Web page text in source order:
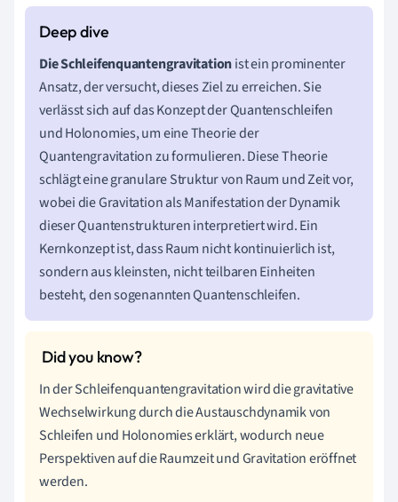
Die Schleifenquantengravitationist ein prominenter
Ansatz, der versucht, dieses Ziel zu erreichen. Sie
verlässt sich auf das Konzept der Quantenschleifen
und Holonomies, um eine Theorie der
Quantengravitation zu formulieren. Diese Theorie
schlägt eine granulare Struktur von Raum und Zeit vor,
wobei die Gravitation als Manifestation der Dynamik
dieser Quantenstrukturen interpretiert wird. Ein
Kernkonzept ist, dass Raum nicht kontinuierlich ist,
sondern aus kleinsten, nicht teilbaren Einheiten
besteht, den sogenannten Quantenschleifen.
In der Schleifenquantengravitation wird die gravitative
Wechselwirkung durch die Austauschdynamik von
Schleifen und Holonomies erklärt, wodurch neue
Perspektiven auf die Raumzeit und Gravitation eröffnet
werden.